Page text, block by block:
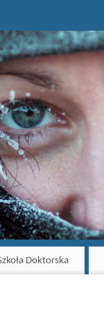
Doktorska